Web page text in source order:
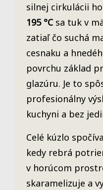
silnej cirkulácii
195 °Csa tuk v
zatiaľ čo suchá
cesnaku a
povrchu základ
glazúru. Je to
profesionálny
kuchyni a bez
Celé kúzlo
kedy rebrá
v horúcom
skaramelizuje a